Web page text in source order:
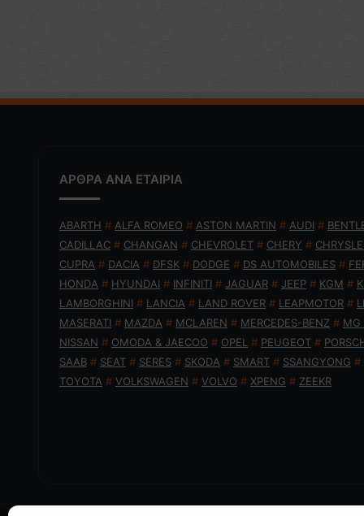
ΑΡΘΡΑ ΑΝΑ ΕΤΑΙΡΙΑ
ABARTH # ALFA ROMEO # ASTON MARTIN # AUDI #
CADILLAC # CHANGAN # CHEVROLET # CHERY #
CUPRA # DACIA # DFSK # DODGE # DS AUTOMOBILES #
HONDA # HYUNDAI # INFINITI # JAGUAR # JEEP # KGM #
LAMBORGHINI # LANCIA # LAND ROVER # LEAPMOTOR #
MASERATI # MAZDA # MCLAREN # MERCEDES-BENZ # MG
NISSAN # OMODA & JAECOO # OPEL # PEUGEOT #
SAAB # SEAT # SERES # SKODA # SMART # SSANGYONG #
TOYOTA # VOLKSWAGEN # VOLVO # XPENG # ZEEKR